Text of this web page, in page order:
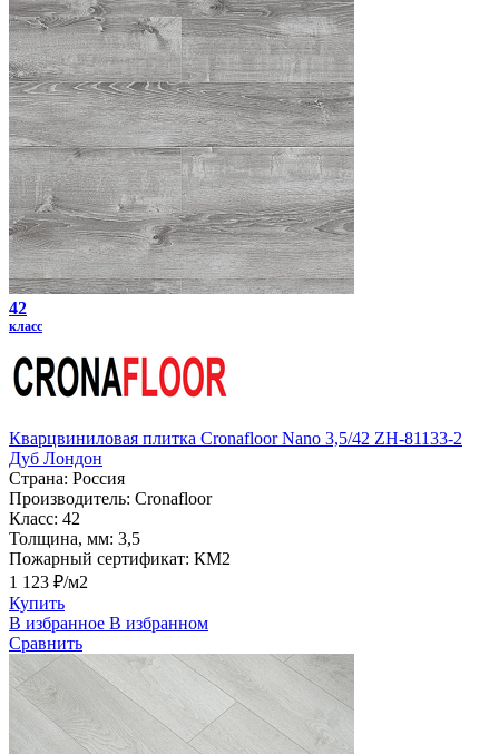
42
класс
Кварцвиниловая плитка Cronafloor Nano 3,5/42 ZH-81133-2
Дуб Лондон
Страна: Россия
Производитель: Cronafloor
Класс: 42
Толщина, мм: 3,5
Пожарный сертификат: КМ2
1 123 ₽/м2
Купить
В избранное В избранном
Сравнить